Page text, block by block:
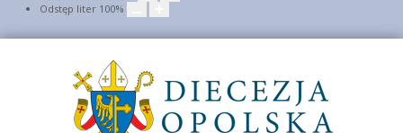
Odstęp liter 100%